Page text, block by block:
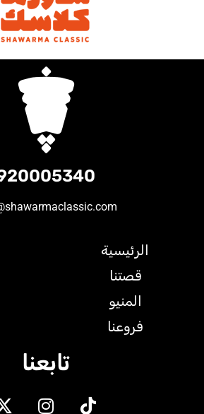
الرئيسية
قصتنا
المنيو
فروعنا
تابعنا